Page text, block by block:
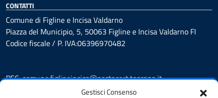
Gestisci Consenso
CONTATTI
Comune di Figline e Incisa Valdarno
Piazza del Municipio, 5, 50063 Figline e Incisa Valdarno FI
Codice fiscale / P. IVA:06396970482
PEC:comune.figlineincisa@postacert.toscana.it
Centralino unico: 05591251